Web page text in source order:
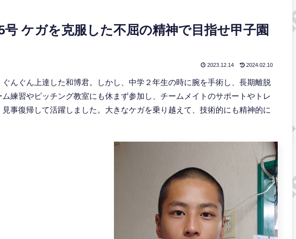
ケガを克服した不屈の精神で目指せ甲子園
2023.12.14 2024.02.10
んぐん上達した和博君。しかし、中学２年生の時に腕を手術し、長期離脱
練習やピッチング教室にも休まず参加し、チームメイトのサポートやトレ
事復帰して活躍しました。大きなケガを乗り越えて、技術的にも精神的に